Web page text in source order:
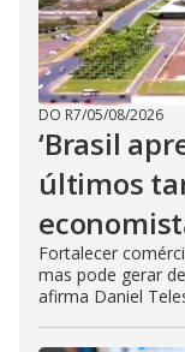
DO R7/05/08/2026
‘Brasil
últimos
Fortalecer
mas pode gerar
afirma Daniel